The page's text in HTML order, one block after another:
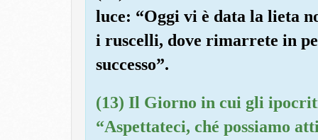
luce: “Oggi vi è data la lieta
i ruscelli, dove rimarrete in
successo”.
(13) Il Giorno in cui gli
“Aspettateci, ché possiamo